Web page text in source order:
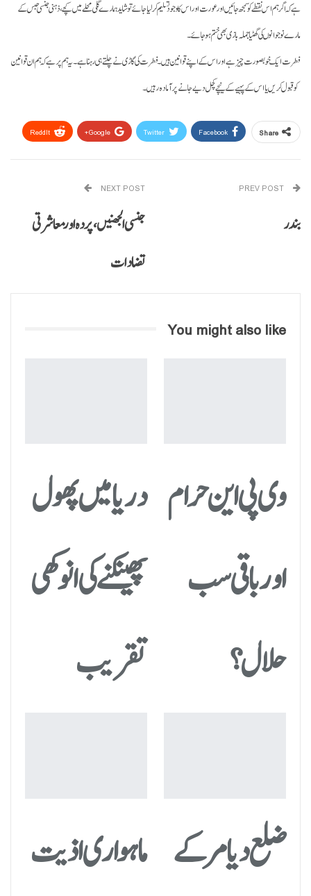
ہے کہ اگر ہم اس نقطے کو سمجھ جائیں اورعورت اور اس کا وجود تسلیم کر لیا جائے توشاید ہمارے گلی محلے میں کچے، ذہنی جنسی حبس کے
مارے نوجوانوں کی گھٹیا جملہ بازی بھی ختم ہو جائے۔
فطرت ایک خوبصورت چیز ہے اور اس کے اپنے قوانین ہیں۔ فطرت کی گاڑی نے چلتے ہی رہنا ہے۔ یہ ہم پر ہے کہ ہم ان قوانین
کوقبول کریں یا اس کے پہیے کے نیچے کچل دیے جانے پر آمادہ رہیں۔
Share
Facebook
Twitter
Google+
ReddIt
بندر
NEXT POST
جنسی الجھنیں، پردہ اورمعاشرتی
تضادات
You might also like
وی پی این حرام
اور باقی سب
حلال؟
دریا میں پھول
پھینکنے کی انوکھی
تقریب
ضلع دیامر کے ماہواری اذیت